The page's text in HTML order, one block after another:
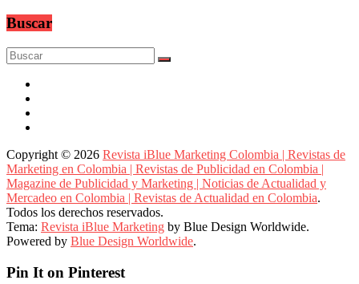
Buscar
Copyright © 2026 Revista iBlue Marketing Colombia | Revistas de
Marketing en Colombia | Revistas de Publicidad en Colombia |
Magazine de Publicidad y Marketing | Noticias de Actualidad y
Mercadeo en Colombia | Revistas de Actualidad en Colombia.
Todos los derechos reservados.
Tema: Revista iBlue Marketing by Blue Design Worldwide.
Powered by Blue Design Worldwide.
Pin It on Pinterest